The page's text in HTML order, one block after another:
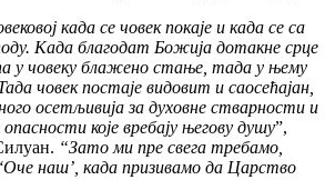
када се човек покаје и када се са
Када благодат Божија дотакне срце
у човеку блажено стање, тада у њему
човек постаје видовит и саосећајан,
осетљивија за духовне стварности и
које вребају његову душу”,
“Зато ми пре свега требамо,
наш’, када призивамо да Царство